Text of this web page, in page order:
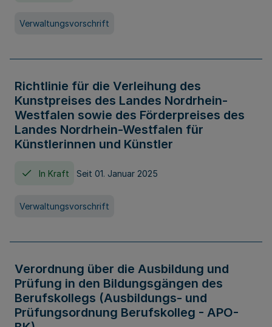
Verwaltungsvorschrift
Richtlinie für die Verleihung des
Kunstpreises des Landes Nordrhein-
Westfalen sowie des Förderpreises des
Landes Nordrhein-Westfalen für
Künstlerinnen und Künstler
In Kraft Seit 01. Januar 2025
Verwaltungsvorschrift
Verordnung über die Ausbildung und
Prüfung in den Bildungsgängen des
Berufskollegs (Ausbildungs- und
Prüfungsordnung Berufskolleg - APO-